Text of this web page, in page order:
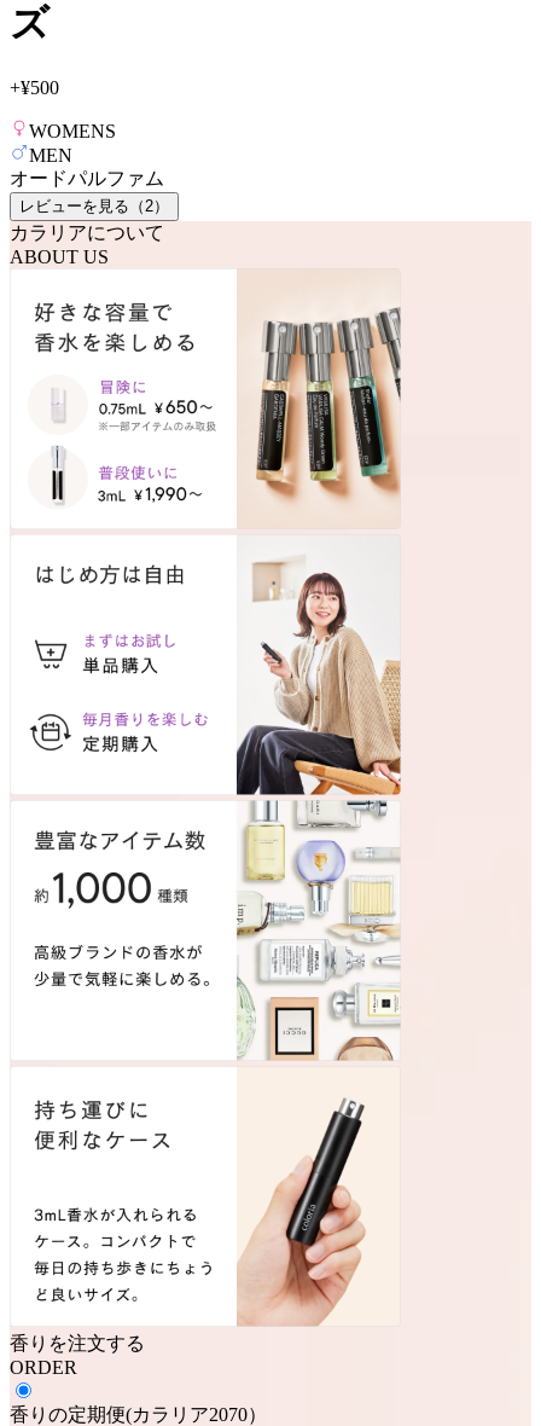
ズ
+¥500
WOMENS
MEN
オードパルファム
レビューを見る（ 2）
カラリアについて
ABOUT US
香りを注文する
ORDER
香りの定期便(カラリア2070）